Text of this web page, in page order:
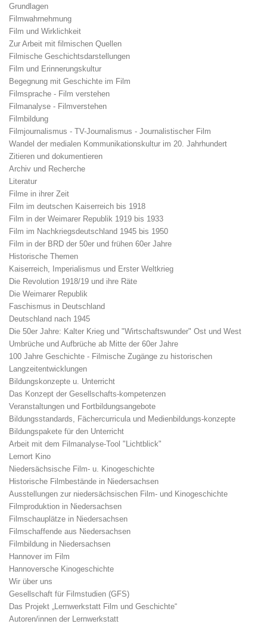
Grundlagen
Filmwahrnehmung
Film und Wirklichkeit
Zur Arbeit mit filmischen Quellen
Filmische Geschichtsdarstellungen
Film und Erinnerungskultur
Begegnung mit Geschichte im Film
Filmsprache - Film verstehen
Filmanalyse - Filmverstehen
Filmbildung
Filmjournalismus - TV-Journalismus - Journalistischer Film
Wandel der medialen Kommunikationskultur im 20. Jahrhundert
Zitieren und dokumentieren
Archiv und Recherche
Literatur
Filme in ihrer Zeit
Film im deutschen Kaiserreich bis 1918
Film in der Weimarer Republik 1919 bis 1933
Film im Nachkriegsdeutschland 1945 bis 1950
Film in der BRD der 50er und frühen 60er Jahre
Historische Themen
Kaiserreich, Imperialismus und Erster Weltkrieg
Die Revolution 1918/19 und ihre Räte
Die Weimarer Republik
Faschismus in Deutschland
Deutschland nach 1945
Die 50er Jahre: Kalter Krieg und "Wirtschaftswunder" Ost und West
Umbrüche und Aufbrüche ab Mitte der 60er Jahre
100 Jahre Geschichte - Filmische Zugänge zu historischen
Langzeitentwicklungen
Bildungskonzepte u. Unterricht
Das Konzept der Gesellschafts-kompetenzen
Veranstaltungen und Fortbildungsangebote
Bildungsstandards, Fächercurricula und Medienbildungs-konzepte
Bildungspakete für den Unterricht
Arbeit mit dem Filmanalyse-Tool "Lichtblick"
Lernort Kino
Niedersächsische Film- u. Kinogeschichte
Historische Filmbestände in Niedersachsen
Ausstellungen zur niedersächsischen Film- und Kinogeschichte
Filmproduktion in Niedersachsen
Filmschauplätze in Niedersachsen
Filmschaffende aus Niedersachsen
Filmbildung in Niedersachsen
Hannover im Film
Hannoversche Kinogeschichte
Wir über uns
Gesellschaft für Filmstudien (GFS)
Das Projekt „Lernwerkstatt Film und Geschichte“
Autoren/innen der Lernwerkstatt